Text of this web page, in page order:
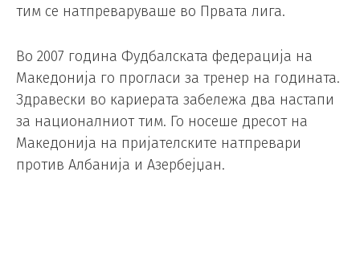
тим се натпреваруваше во Првата лига.
Во 2007 година Фудбалската федерација на
Македонија го прогласи за тренер на годината.
Здравески во кариерата забележа два настапи
за националниот тим. Го носеше дресот на
Македонија на пријателските натпревари
против Албанија и Азербејџан.